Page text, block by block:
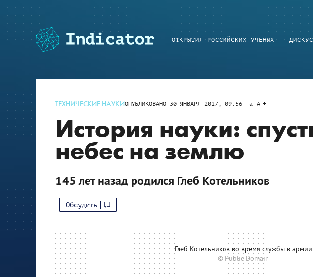
ОТКРЫТИЯ РОССИЙСКИХ УЧЕНЫХ
ТЕХНИЧЕСКИЕ НАУКИОПУБЛИКОВАНО 30 ЯНВАРЯ 2017, 09:56 a A
История науки:
небес на землю
145 лет назад родился Глеб Котельников
Обсудить
Глеб Котельников во время службы в армии
© Public Domain